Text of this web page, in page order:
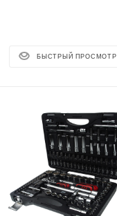
БЫСТРЫЙ ПРОСМОТР